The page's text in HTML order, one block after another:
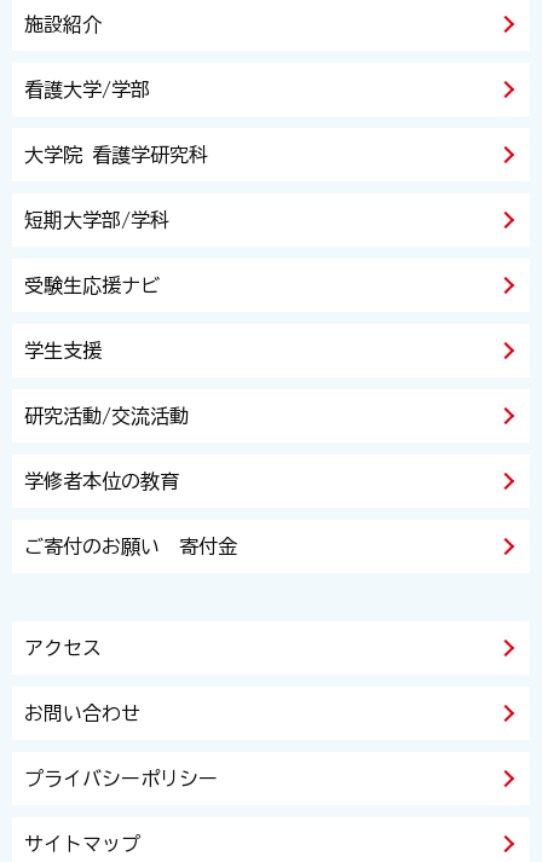
施設紹介
看護大学/学部
大学院 看護学研究科
短期大学部/学科
受験生応援ナビ
学生支援
研究活動/交流活動
学修者本位の教育
ご寄付のお願い 寄付金
アクセス
お問い合わせ
プライバシーポリシー
サイトマップ